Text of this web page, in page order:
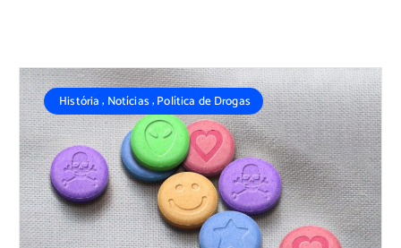
História, Notícias,Política de Drogas